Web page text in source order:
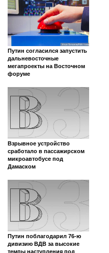
Путин согласился запустить
дальневосточные
мегапроекты на Восточном
форуме
Взрывное устройство
сработало в пассажирском
микроавтобусе под
Дамаском
Путин поблагодарил 76-ю
дивизию ВДВ за высокие
темпы наступления под